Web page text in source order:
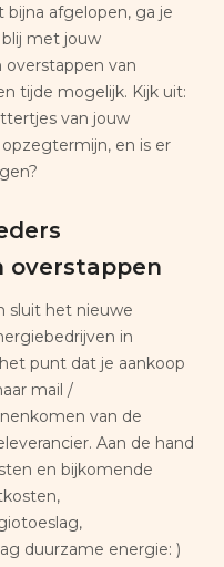
afgelopen, ga je
met jouw
overstappen van
tijde mogelijk. Kijk uit:
van jouw
en is er
overstappen
sluit het nieuwe
in
punt dat je aankoop
mail /
van de
Aan de hand
en bijkomende
duurzame energie: )